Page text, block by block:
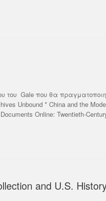
Gale που θα
Unbound * China and the
Online: Twentieth-
and U.S.